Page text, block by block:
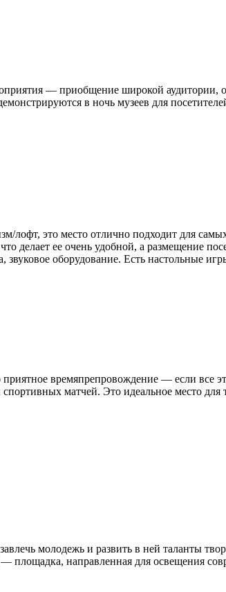
— приобщение широкой аудитории,
в ночь музеев для
это место отлично подходит для
делает ее очень удобной, а размещение
звуковое оборудование. Есть настольные
времяпрепровождение — если все
матчей. Это идеальное место
молодежь и развить в ней таланты
направленная для освещения